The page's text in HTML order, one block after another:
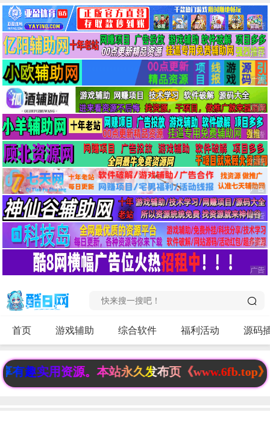
首页 游戏辅助 综合软件 福利活动 源码
趣实用资源。本站永久发布页《www.6fb.top》请